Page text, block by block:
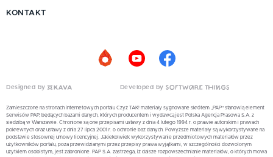
KONTAKT
Designed by Developed by
Zamieszczone na stronach internetowych portalu Czyż TAK! materiały sygnowane skrótem „PAP” stanowią element
Serwisów PAP, będących bazami danych, których producentem i wydawcą jest Polska Agencja Prasowa S.A. z
siedzibą w Warszawie. Chronione są one przepisami ustawy z dnia 4 lutego 1994 r. o prawie autorskim i prawach
pokrewnych oraz ustawy z dnia 27 lipca 2001 r. o ochronie baz danych. Powyższe materiały są wykorzystywane na
podstawie stosownej umowy licencyjnej. Jakiekolwiek wykorzystywanie przedmiotowych materiałów przez
użytkowników portalu, poza przewidzianymi przez przepisy prawa wyjątkami, w szczególności dozwolonym
użytkiem osobistym, jest zabronione. PAP S.A. zastrzega, iż dalsze rozpowszechnianie materiałów, o których mowa